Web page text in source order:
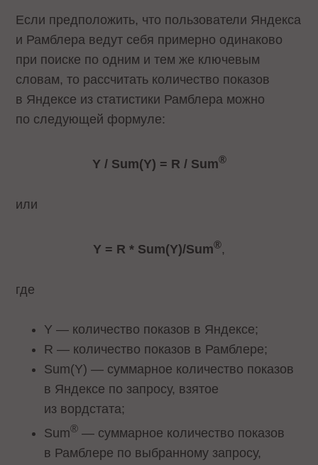
Если предположить, что пользователи Яндекса
и Рамблера ведут себя примерно одинаково
при поиске по одним и тем же ключевым
словам, то рассчитать количество показов
в Яндексе из статистики Рамблера можно
по следующей формуле:
Y / Sum(Y) = R / Sum®
или
Y = R * Sum(Y)/Sum®,
где
Y — количество показов в Яндексе;
R — количество показов в Рамблере;
Sum(Y) — суммарное количество показов
в Яндексе по запросу, взятое
из вордстата;
Sum® — суммарное количество показов
в Рамблере по выбранному запросу,